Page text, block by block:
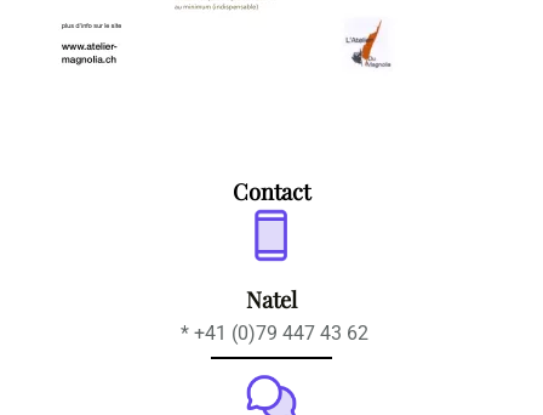
Contact
Natel
* +41 (0)79 447 43 62